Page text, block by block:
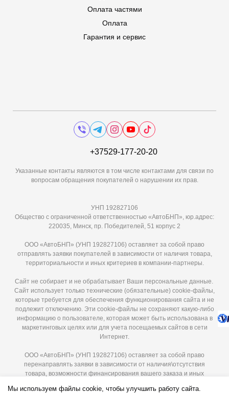
Оплата частями
Оплата
Гарантия и сервис
+37529-177-20-20
Указанные контакты являются в том числе контактами для связи по
вопросам обращения покупателей о нарушении их прав.
УНП 192827106
Общество с ограниченной ответственностью «АвтоБНП», юр.адрес:
220035, Минск, пр. Победителей, 51 корпус 2
ООО «АвтоБНП» (УНП 192827106) оставляет за собой право
отправлять заявки покупателей в зависимости от наличия товара,
территориальности и иных критериев в компании-партнеры.
Сайт не собирает и не обрабатывает Ваши персональные данные.
Сайт использует только технические (обязательные) cookie-файлы,
которые требуется для обеспечения функционирования сайта и не
подлежит отключению. Эти сookie-файлы не сохраняют какую-либо
информацию о пользователе, которая может быть использована в
маркетинговых целях или для учета посещаемых сайтов в сети
Интернет.
ООО «АвтоБНП» (УНП 192827106) оставляет за собой право
перенаправлять заявки в зависимости от наличия\отсутствия
товара, возможности финансирования вашего заказа и иных
персональных данных и используем их исключительно для
Мы используем файлы cookie, чтобы улучшить работу сайта.